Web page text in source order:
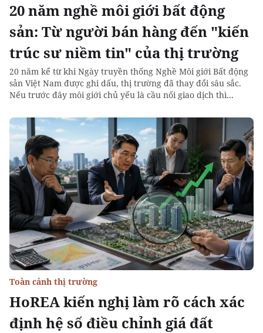
20 năm nghề môi giới bất động
sản: Từ người bán hàng đến "kiến
trúc sư niềm tin" của thị trường
20 năm kể từ khi Ngày truyền thống Nghề Môi giới Bất động
sản Việt Nam được ghi dấu, thị trường đã thay đổi sâu sắc.
Nếu trước đây môi giới chủ yếu là cầu nối giao dịch thì...
HoREA kiến nghị làm rõ cách xác
định hệ số điều chỉnh giá đất
Toàn cảnh thị trường